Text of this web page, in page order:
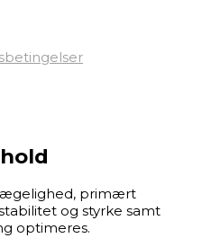
primært
og styrke samt
optimeres.